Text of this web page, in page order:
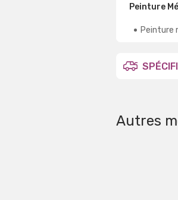
Peinture
Peinture
Autres